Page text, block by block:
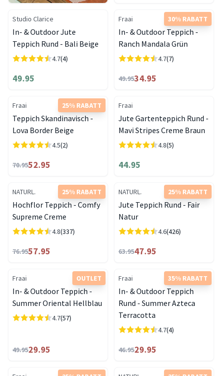
Studio Clarice
In- & Outdoor Jute
Teppich Rund - Bali Beige
4.7(4)
49.95
30% RABATT
Fraai
In- & Outdoor Teppich -
Ranch Mandala Grün
4.7(7)
49.9534.95
25% RABATT
Fraai
Teppich Skandinavisch -
Lova Border Beige
4.5(2)
70.9552.95
Fraai
Jute Gartenteppich Rund -
Mavi Stripes Creme Braun
4.8(5)
44.95
25% RABATT
NATURL.
Hochflor Teppich - Comfy
Supreme Creme
4.8(337)
76.9557.95
25% RABATT
NATURL.
Jute Teppich Rund - Fair
Natur
4.6(426)
63.9547.95
OUTLET
Fraai
In- & Outdoor Teppich -
Summer Oriental Hellblau
4.7(57)
49.9529.95
35% RABATT
Fraai
In- & Outdoor Teppich
Rund - Summer Azteca
Terracotta
4.7(4)
46.9529.95